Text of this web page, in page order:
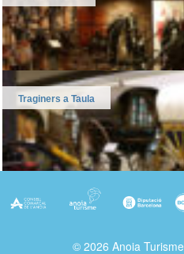
Traginers a Taula
© 2026 Anoia Turisme